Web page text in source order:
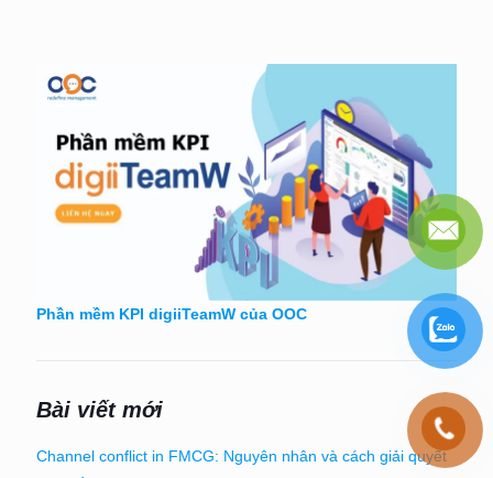
Phần mềm KPI digiiTeamW của OOC
Bài viết mới
Channel conflict in FMCG: Nguyên nhân và cách giải quyết